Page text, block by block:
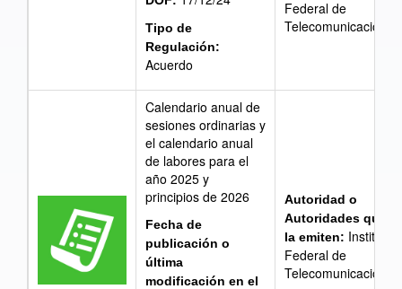
Tipo de
Regulación:
Acuerdo
Federal de
Telecomunicaciones
Calendario anual de
sesiones ordinarias y
el calendario anual
de labores para el
año 2025 y
principios de 2026
Fecha de
publicación o
última
modificación en el
Autoridad o
Autoridades que
la emiten: Instituto
Federal de
Telecomunicaciones